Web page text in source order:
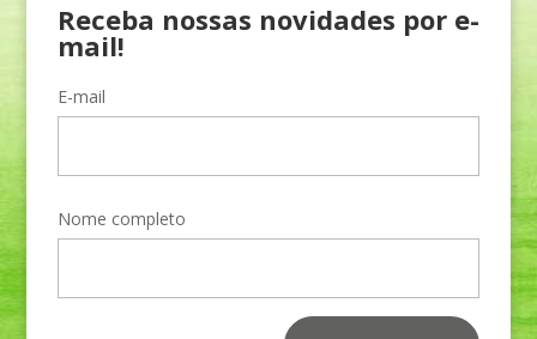
Receba nossas novidades por e-
mail!
E-mail
Nome completo